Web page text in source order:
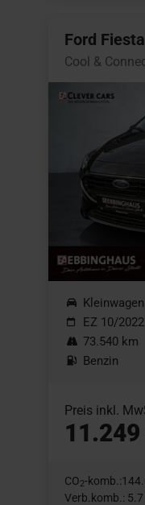
Ford Fiesta
Cool &
Kleinwagen
EZ 10/2022
73.540 km
Benzin
Preis inkl.
11.249
CO2-
Verb.komb.: